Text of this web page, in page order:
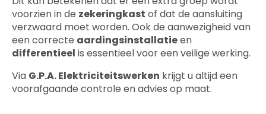
voorzien in de zekeringkast of dat de aansluiting
verzwaard moet worden. Ook de aanwezigheid van
een correcte aardingsinstallatieen
differentieel is essentieel voor een veilige werking.
Via G.P.A. Elektriciteitswerken krijgt u altijd een
voorafgaande controle en advies op maat.